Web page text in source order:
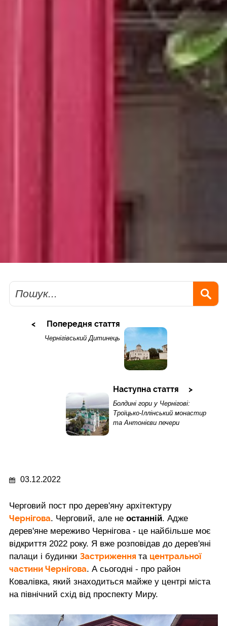
Пошук
Попередня стаття
Чернігівський Дитинець
Наступна стаття
Болдині гори у Чернігові:
Троїцько-Іллінський монастир
та Антонієви печери
03.12.2022
Черговий пост про дерев'яну архітектуру
Чернігова. Черговий, але не останній. Адже
дерев'яне мереживо Чернігова - це найбільше моє
відкриття 2022 року. Я вже розповідав до дерев'яні
палаци і будинки Застриження та центральної
частини Чернігова. А сьогодні - про район
Ковалівка, який знаходиться майже у центрі міста
на північний схід від проспекту Миру.